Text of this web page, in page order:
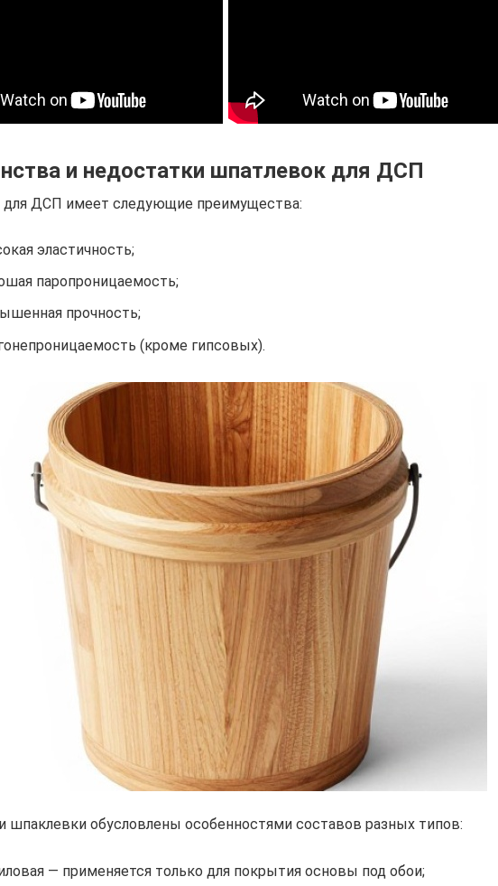
и недостатки шпатлевок для ДСП
для ДСП имеет следующие преимущества:
эластичность;
паропроницаемость;
прочность;
(кроме гипсовых).
шпаклевки обусловлены особенностями составов разных типов:
— применяется только для покрытия основы под обои;